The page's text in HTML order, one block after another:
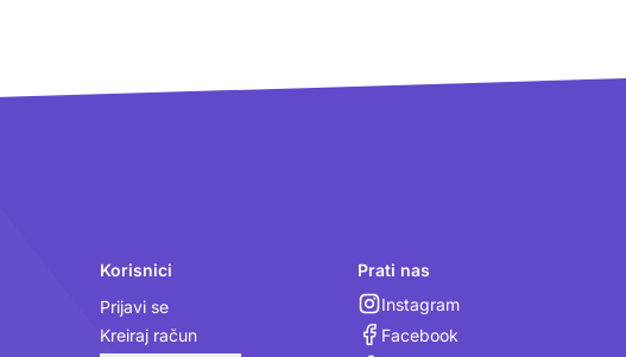
Korisnici
Prijavi se
Kreiraj račun
Prati nas
Instagram
Facebook